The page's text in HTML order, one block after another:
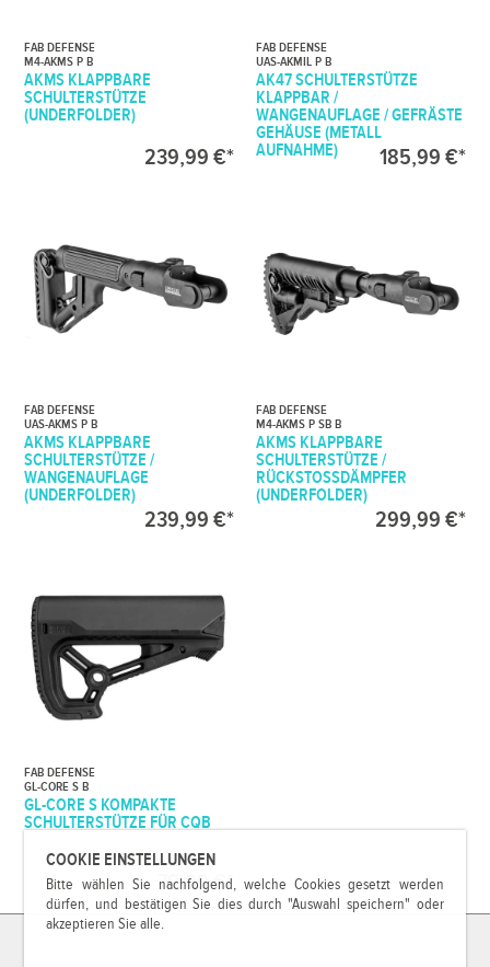
COOKIE EINSTELLUNGEN
Bitte wählen Sie nachfolgend, welche Cookies gesetzt werden
dürfen, und bestätigen Sie dies durch "Auswahl speichern" oder
akzeptieren Sie alle.
FAB DEFENSE
M4-AKMS P B
AKMS KLAPPBARE
SCHULTERSTÜTZE
(UNDERFOLDER)
239,99 €*
FAB DEFENSE
UAS-AKMIL P B
AK47 SCHULTERSTÜTZE
KLAPPBAR /
WANGENAUFLAGE / GEFRÄSTE
GEHÄUSE (METALL
AUFNAHME)
185,99 €*
FAB DEFENSE
UAS-AKMS P B
AKMS KLAPPBARE
SCHULTERSTÜTZE /
WANGENAUFLAGE
(UNDERFOLDER)
239,99 €*
FAB DEFENSE
M4-AKMS P SB B
AKMS KLAPPBARE
SCHULTERSTÜTZE /
RÜCKSTOSSDÄMPFER (
UNDERFOLDER)
299,99 €*
FAB DEFENSE
GL-CORE S B
GL-CORE S KOMPAKTE
SCHULTERSTÜTZE FÜR CQB
79,99 €*